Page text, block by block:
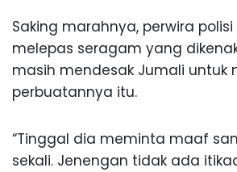
Saking marahnya, perwira
melepas seragam yang
masih mendesak Jumali untuk
perbuatannya itu.
“Tinggal dia meminta maaf
sekali. Jenengan tidak ada